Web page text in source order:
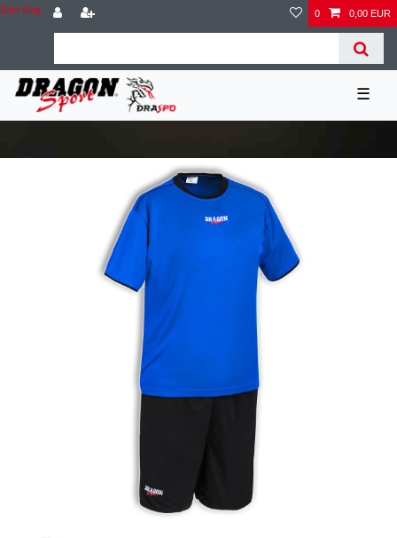
Zum Blog 0 0,00 EUR
☰